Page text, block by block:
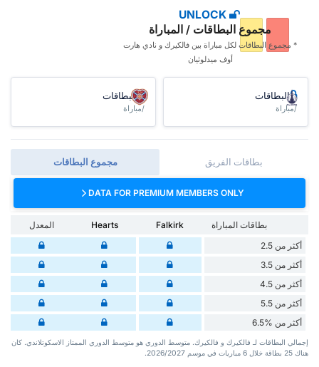
UNLOCK
مجموع البطاقات / المباراة
* مجموع البطاقات ‏لكل مباراة بين فالكيرك و نادي هارت
أوف ميدلوثيان
البطاقات
/مباراة
البطاقات
/مباراة
مجموع البطاقات بطاقات الفريق
DATA FOR PREMIUM MEMBERS ONLY
بطاقات المباراة Falkirk
Hearts
المعدل
أكثر من 2.5
أكثر من 3.5
أكثر من 4.5
أكثر من 5.5
أكثر من %6.5
إجمالي البطاقات لـ فالكيرك و فالكيرك. متوسط الدوري هو متوسط الدوري الممتاز الاسكوتلاندي. كان
هناك 25 بطاقة ‏خلال 6 مباريات في موسم 2026/2027.